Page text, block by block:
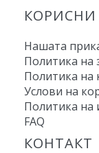
Нашата
Политика на
Политика на
Услови на
Политика на
FAQ
КОНТАКТ